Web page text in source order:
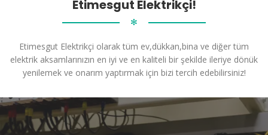
Etimesgut Elektrikçi!
✻
Etimesgut Elektrikçi olarak tüm ev,dükkan,bina ve diğer tüm
elektrik aksamlarınızın en iyi ve en kaliteli bir şekilde ileriye dönük
yenilemek ve onarım yaptırmak için bizi tercih edebilirsiniz!